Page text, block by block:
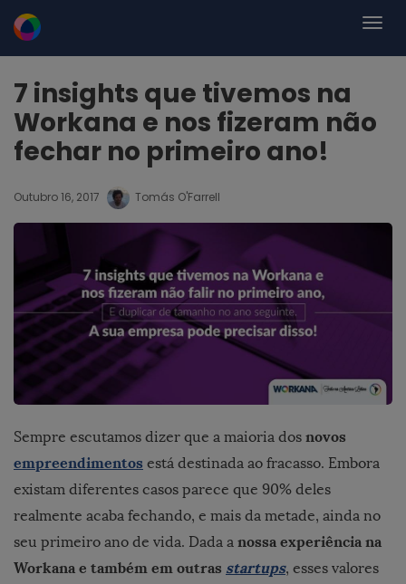
7 insights que tivemos na
Workana e nos fizeram não
fechar no primeiro ano!
Outubro 16, 2017 Tomás O'Farrell
Sempre escutamos dizer que a maioria dos novos
empreendimentos está destinada ao fracasso. Embora
existam diferentes casos parece que 90% deles
realmente acaba fechando, e mais da metade, ainda no
seu primeiro ano de vida. Dada a nossa experiência na
Workana e também em outras startups, esses valores